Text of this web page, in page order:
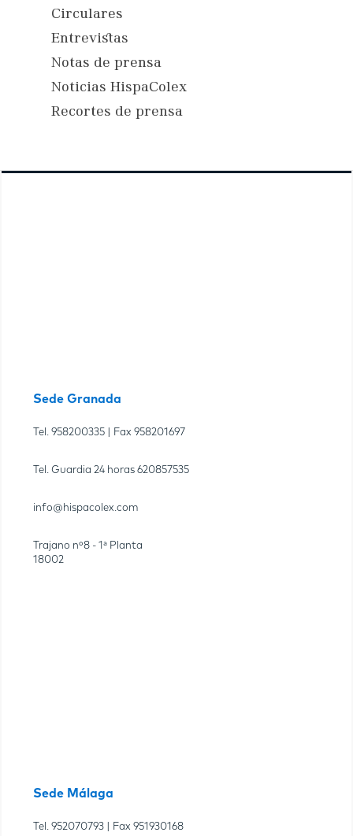
Circulares
Entrevistas
Notas de prensa
Noticias HispaColex
Recortes de prensa
Sede Granada
Tel. 958200335 | Fax 958201697
Tel. Guardia 24 horas 620857535
info@hispacolex.com
Trajano nº8 - 1ª Planta
18002
Sede Málaga
Tel. 952070793 | Fax 951930168